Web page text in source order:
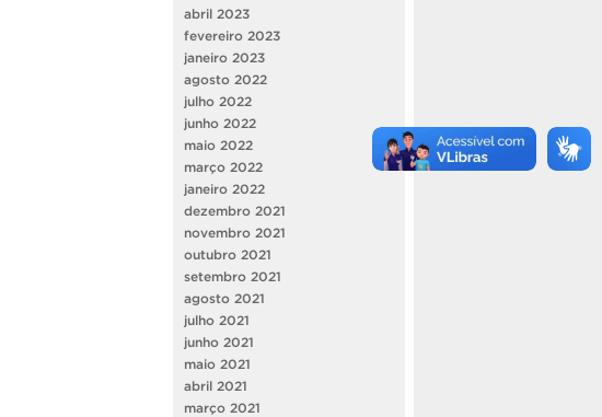
abril 2023
fevereiro 2023
janeiro 2023
agosto 2022
julho 2022
junho 2022
maio 2022
março 2022
janeiro 2022
dezembro 2021
novembro 2021
outubro 2021
setembro 2021
agosto 2021
julho 2021
junho 2021
maio 2021
abril 2021
março 2021